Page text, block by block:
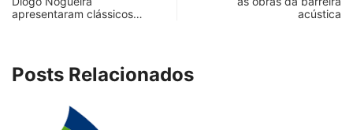
apresentaram clássicos…
acústica
Posts Relacionados